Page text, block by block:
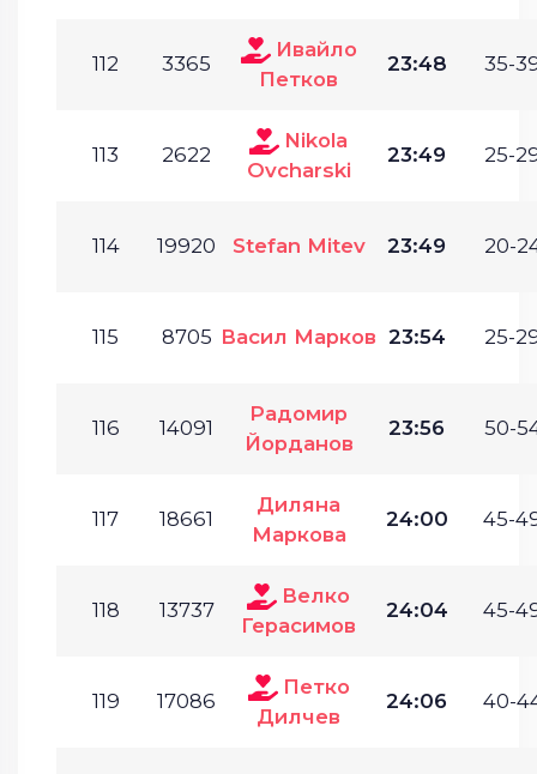
112 3365
Ивайло
Петков
23:48 35-
113 2622
Nikola
Ovcharski
23:49 25-
114 19920 Stefan Mitev 23:49 20-
115 8705 Васил Марков 23:54 25-
116 14091
Радомир
Йорданов
23:56 50-
117 18661
Диляна
Маркова
24:00 45-
118 13737
Велко
Герасимов
24:04 45-
119 17086
Петко
Дилчев
24:06 40-